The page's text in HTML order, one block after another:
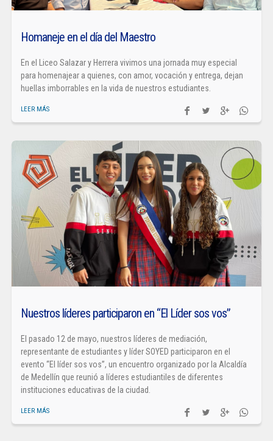
Homaneje en el día del Maestro
En el Liceo Salazar y Herrera vivimos una jornada muy especial
para homenajear a quienes, con amor, vocación y entrega, dejan
huellas imborrables en la vida de nuestros estudiantes.
LEER MÁS
Nuestros líderes participaron en “El Líder sos vos”
El pasado 12 de mayo, nuestros líderes de mediación,
representante de estudiantes y líder SOYED participaron en el
evento “El líder sos vos”, un encuentro organizado por la Alcaldía
de Medellín que reunió a líderes estudiantiles de diferentes
instituciones educativas de la ciudad.
LEER MÁS